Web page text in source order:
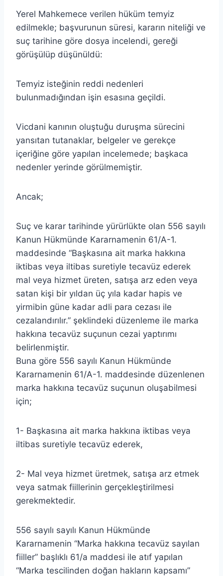
Yerel Mahkemece verilen hüküm temyiz
edilmekle; başvurunun süresi, kararın niteliği ve
suç tarihine göre dosya incelendi, gereği
görüşülüp düşünüldü:
Temyiz isteğinin reddi nedenleri
bulunmadığından işin esasına geçildi.
Vicdani kanının oluştuğu duruşma sürecini
yansıtan tutanaklar, belgeler ve gerekçe
içeriğine göre yapılan incelemede; başkaca
nedenler yerinde görülmemiştir.
Ancak;
Suç ve karar tarihinde yürürlükte olan 556 sayılı
Kanun Hükmünde Kararnamenin 61/A-1.
maddesinde “Başkasına ait marka hakkına
iktibas veya iltibas suretiyle tecavüz ederek
mal veya hizmet üreten, satışa arz eden veya
satan kişi bir yıldan üç yıla kadar hapis ve
yirmibin güne kadar adli para cezası ile
cezalandırılır.” şeklindeki düzenleme ile marka
hakkına tecavüz suçunun cezai yaptırımı
belirlenmiştir.
Buna göre 556 sayılı Kanun Hükmünde
Kararnamenin 61/A-1. maddesinde düzenlenen
marka hakkına tecavüz suçunun oluşabilmesi
için;
1- Başkasına ait marka hakkına iktibas veya
iltibas suretiyle tecavüz ederek,
2- Mal veya hizmet üretmek, satışa arz etmek
veya satmak fiillerinin gerçekleştirilmesi
gerekmektedir.
556 sayılı sayılı Kanun Hükmünde
Kararnamenin “Marka hakkına tecavüz sayılan
fiiller” başlıklı 61/a maddesi ile atıf yapılan
“Marka tescilinden doğan hakların kapsamı”